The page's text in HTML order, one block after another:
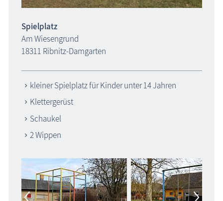
Spielplatz
Am Wiesengrund
18311 Ribnitz-Damgarten
kleiner Spielplatz für Kinder unter 14 Jahren
Klettergerüst
Schaukel
2 Wippen